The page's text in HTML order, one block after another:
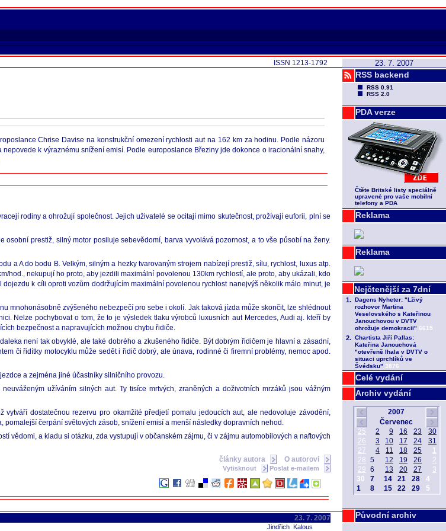
23. 7. 2007
RSS backend
RSS 0.91
RSS 2.0
PDA verze
Čtěte Britské listy speciálně
upravené pro vaše mobilní
telefony a PDA
Reklama
Reklama
Celé vydání
Archiv vydání
Původní archiv
ISSN 1213-1792
Chrise Davise na konstrukční omezení rychlosti aut na 162 km za hodinu. Podle názoru
k výraznému snížení emisí. Podle europoslance Březiny jde dokonce o iracionální snahy,
rodiny a ohrožují společnost. Jejich uživatelé se ocitají mimo skutečnost, prožívají euforii, plní se
prestiž, silný motor posiluje sebevědomí, barva vyvolává pozornost, a to vše působí na ženy.
a A do bodu B. Velkým, silným a hezky tvarovaným strojem nabízejí prestiž, sílu, rychlost, luxus atp.
hod., nekupují ho proto, aby jezdili maximální povolenou 130km rychlostí, ale proto, aby ukázali, kdo
k cíli oproti vozům dodržujícím maximální povolenou rychlost nanejvýš několik málo minut, je
mnohonásobně zvýšeného nebezpečí pro sebe i okolí. Jak taková jízda může skončit, lze shlédnout
Nelze pochybovat o tom, že to je výsledek tlaku výrobců luxusních aut Mercedes, Audi aj. kteří by
bezpečnost a napravujících možnou chybu řidiče.
není tak obvyklé, ale také dobrého a zkušeného řidiče. Být dobrým řidičem je hlavní a zásadní,
či řidítky motocyklu může sedět i řidič dobrý, ale únava, rodinné či firemní problémy, nemoc apod.
a zejména jiné účastníky silničního provozu.
užíváním silných aut. Ty tisíce mrtvých, zraněných a doživotních mrzáků jsou vážným
dostatečnou rezervu pro okamžité předjetí pomalu jedoucích aut, ale nedovoluje závodění,
čerpání světových zásob, snížení emisí a menší následky dopravních nehod.
vědomi, a kladu si otázku, zda vystupují v občanském zájmu, či v zájmu automobilových a naftových
články autora
O autorovi
Vytisknout Poslat e-mailem
23. 7. 2007
Jindřich Kalous